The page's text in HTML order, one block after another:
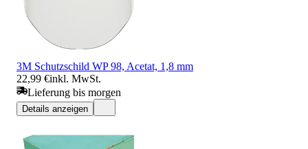
3M Schutzschild WP 98, Acetat, 1,8 mm
22,99 €inkl. MwSt.
Lieferung bis morgen
Details anzeigen